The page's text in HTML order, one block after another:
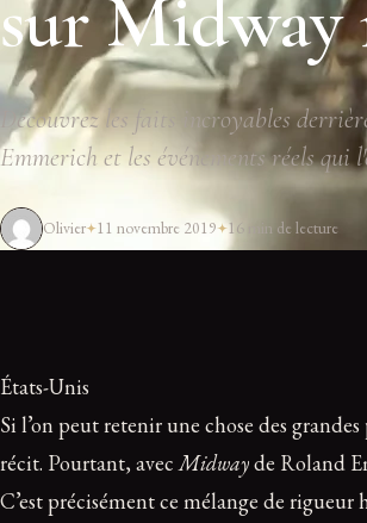
sur Midway
Découvrez les faits incroyables
Emmerich et les événements réels qui
Olivier 11 novembre 2019 16 min de lecture
États-Unis
Si l’on peut retenir une chose des
récit. Pourtant, avecMidwayde Roland
C’est précisément ce mélange de